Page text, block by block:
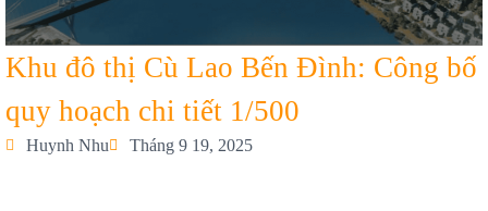
Khu đô thị Cù Lao Bến Đình: Công bố
quy hoạch chi tiết 1/500
Huynh Nhu Tháng 9 19, 2025